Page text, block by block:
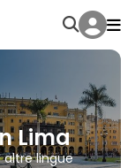
Lima
altre lingue